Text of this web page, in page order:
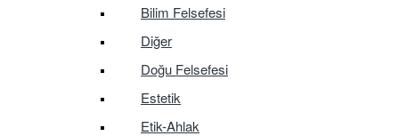
Bilim Felsefesi
Diğer
Doğu Felsefesi
Estetik
Etik-Ahlak